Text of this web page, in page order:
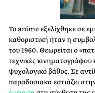
Το anime εξελίχθηκε σε
καθοριστική ήταν η
του 1960. Θεωρείται ο
τεχνικές κινηματογράφου
ψυχολογικό βάθος. Σε
παραδοσιακά εστιάζει